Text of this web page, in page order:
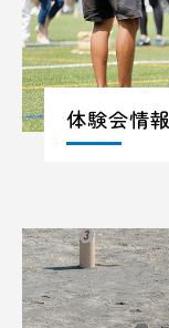
体験会情報